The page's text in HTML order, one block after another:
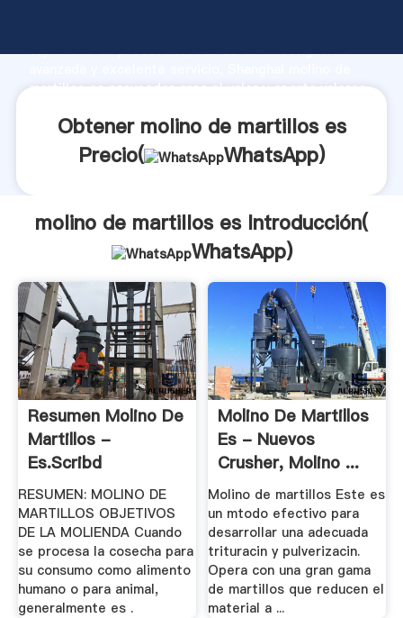
capacidad de producción, fuerza de investigación
martillos es proveedor crea el valor y aporta valores
Obtener molino de martillos es
Precio(
WhatsApp)
molino de martillos es Introducción(
WhatsApp)
Resumen Molino De
Martillos -
Es.scribd
RESUMEN: MOLINO DE
MARTILLOS OBJETIVOS
DE LA MOLIENDA Cuando
se procesa la cosecha para
su consumo como alimento
humano o para animal,
generalmente es .
Molino De Martillos
Es - Nuevos
Crusher, Molino ...
Molino de martillos Este es
un mtodo efectivo para
desarrollar una adecuada
trituracin y pulverizacin.
Opera con una gran gama
de martillos que reducen el
material a ...